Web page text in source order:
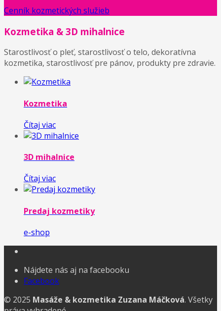
Cenník kozmetických služieb
Kozmetika & 3D mihalnice
Starostlivosť o pleť, starostlivosť o telo, dekoratívna
kozmetika, starostlivosť pre pánov, produkty pre zdravie.
Kozmetika
Čítaj viac
3D mihalnice
Čítaj viac
Predaj kozmetiky
e-shop
Nájdete nás aj na facebooku
Facebook
© 2025 Masáže & kozmetika Zuzana Máčková. Všetky